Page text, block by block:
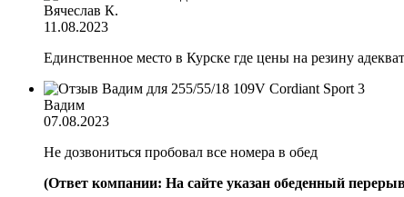
Вячеслав К.
11.08.2023
Единственное место в Курске где цены на резину
Вадим
07.08.2023
Не дозвониться пробовал все номера в обед
(Ответ компании: На сайте указан обеденный